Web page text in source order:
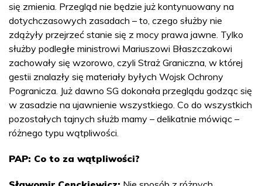
się zmienia. Przegląd nie będzie już kontynuowany na
dotychczasowych zasadach – to, czego służby nie
zdążyły przejrzeć stanie się z mocy prawa jawne. Tylko
służby podległe ministrowi Mariuszowi Błaszczakowi
zachowały się wzorowo, czyli Straż Graniczna, w której
gestii znalazły się materiały byłych Wojsk Ochrony
Pogranicza. Już dawno SG dokonała przeglądu godząc się
w zasadzie na ujawnienie wszystkiego. Co do wszystkich
pozostałych tajnych służb mamy – delikatnie mówiąc –
różnego typu wątpliwości.
PAP: Co to za wątpliwości?